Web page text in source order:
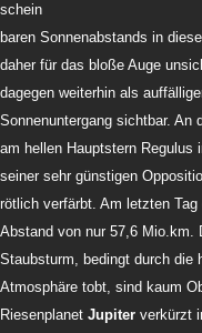
schein
baren Sonnenabstands in
daher für das bloße Auge
dagegen weiterhin als
Sonnenuntergang sichtbar. An
am hellen Hauptstern Regulus
seiner sehr günstigen
rötlich verfärbt. Am letzten
Abstand von nur 57,6 Mio.km.
Staubsturm, bedingt durch die
Atmosphäre tobt, sind kaum
Riesenplanet Jupiter verkürzt